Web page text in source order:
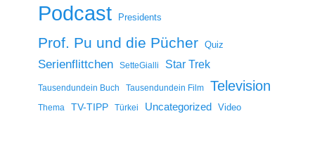
Podcast Presidents
Prof. Pu und die Pücher Quiz
Serienflittchen SetteGialli Star Trek
Tausendundein Buch Tausendundein Film Television
Thema TV-TIPP Türkei Uncategorized Video